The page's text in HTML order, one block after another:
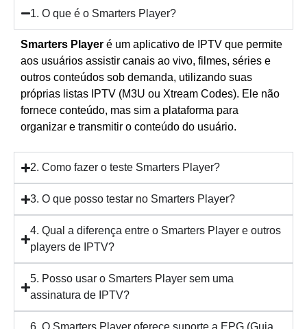
1. O que é o Smarters Player?
Smarters Player é um aplicativo de IPTV que permite
aos usuários assistir canais ao vivo, filmes, séries e
outros conteúdos sob demanda, utilizando suas
próprias listas IPTV (M3U ou Xtream Codes). Ele não
fornece conteúdo, mas sim a plataforma para
organizar e transmitir o conteúdo do usuário.
2. Como fazer o teste Smarters Player?
3. O que posso testar no Smarters Player?
4. Qual a diferença entre o Smarters Player e outros
players de IPTV?
5. Posso usar o Smarters Player sem uma
assinatura de IPTV?